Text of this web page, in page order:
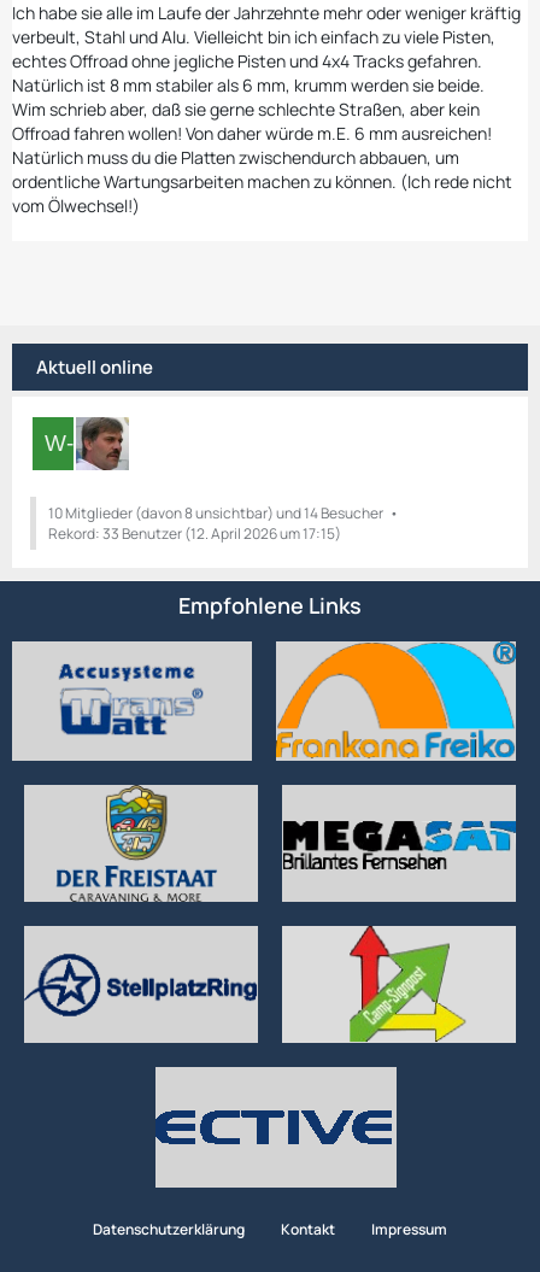
Ich habe sie alle im Laufe der Jahrzehnte mehr oder weniger kräftig
verbeult, Stahl und Alu. Vielleicht bin ich einfach zu viele Pisten,
echtes Offroad ohne jegliche Pisten und 4x4 Tracks gefahren.
Natürlich ist 8 mm stabiler als 6 mm, krumm werden sie beide.
Wim schrieb aber, daß sie gerne schlechte Straßen, aber kein
Offroad fahren wollen! Von daher würde m.E. 6 mm ausreichen!
Natürlich muss du die Platten zwischendurch abbauen, um
ordentliche Wartungsarbeiten machen zu können. (Ich rede nicht
vom Ölwechsel!)
Aktuell online
10 Mitglieder (davon 8 unsichtbar) und 14 Besucher
Rekord: 33 Benutzer (12. April 2026 um 17:15)
Empfohlene Links
Datenschutzerklärung Kontakt Impressum